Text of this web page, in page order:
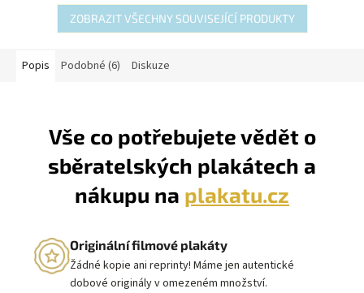
ZOBRAZIT VŠECHNY SOUVISEJÍCÍ PRODUKTY
Popis Podobné (6) Diskuze
Vše co potřebujete vědět o
sběratelských plakátech a
nákupu na plakatu.cz
Originální filmové plakáty
Žádné kopie ani reprinty! Máme jen autentické
dobové originály v omezeném množství.